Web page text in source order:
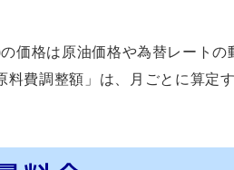
価格は原油価格や為替レート
費調整額」は、月ごとに算定